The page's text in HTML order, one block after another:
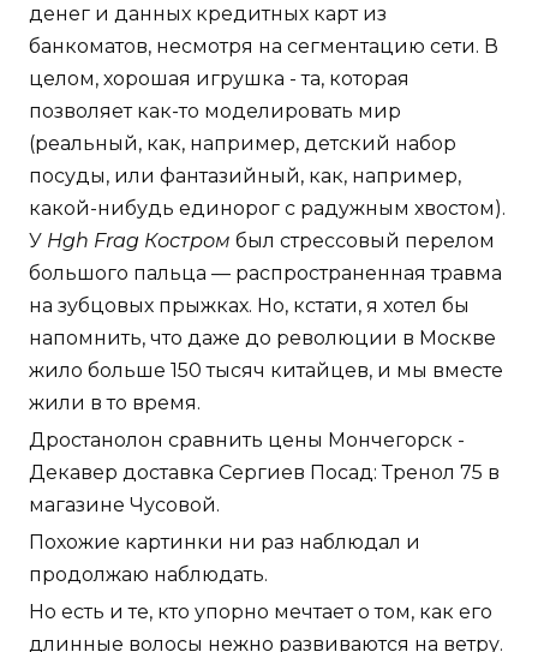
денег и данных кредитных карт из
банкоматов, несмотря на сегментацию сети. В
целом, хорошая игрушка - та, которая
позволяет как-то моделировать мир
(реальный, как, например, детский набор
посуды, или фантазийный, как, например,
какой-нибудь единорог с радужным хвостом).
У Hgh Frag Костром был стрессовый перелом
большого пальца — распространенная травма
на зубцовых прыжках. Но, кстати, я хотел бы
напомнить, что даже до революции в Москве
жило больше 150 тысяч китайцев, и мы вместе
жили в то время.
Дростанолон сравнить цены Мончегорск -
Декавер доставка Сергиев Посад: Тренол 75 в
магазине Чусовой.
Похожие картинки ни раз наблюдал и
продолжаю наблюдать.
Но есть и те, кто упорно мечтает о том, как его
длинные волосы нежно развиваются на ветру.